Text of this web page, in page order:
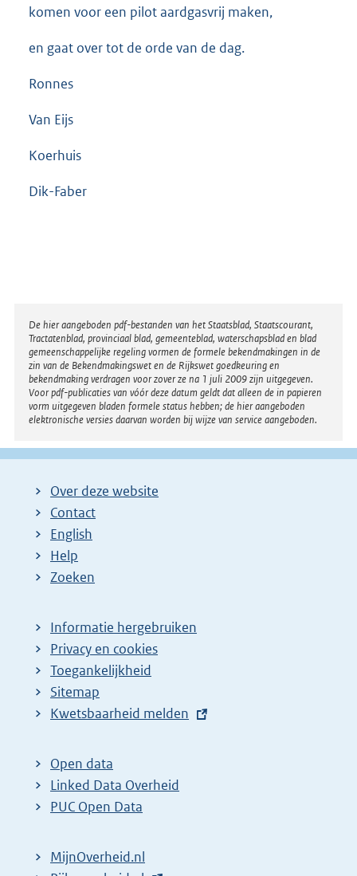
komen voor een pilot aardgasvrij maken,
en gaat over tot de orde van de dag.
Ronnes
Van Eijs
Koerhuis
Dik-Faber
Disclaimer
De hier aangeboden pdf-bestanden van het Staatsblad, Staatscourant,
Tractatenblad, provinciaal blad, gemeenteblad, waterschapsblad en blad
gemeenschappelijke regeling vormen de formele bekendmakingen in de
zin van de Bekendmakingswet en de Rijkswet goedkeuring en
bekendmaking verdragen voor zover ze na 1 juli 2009 zijn uitgegeven.
Voor pdf-publicaties van vóór deze datum geldt dat alleen de in papieren
vorm uitgegeven bladen formele status hebben; de hier aangeboden
elektronische versies daarvan worden bij wijze van service aangeboden.
Over deze website
Contact
English
Help
Zoeken
Informatie hergebruiken
Privacy en cookies
Toegankelijkheid
Sitemap
E
t
e
r
l
Kwetsbaarheid melden
Open data
Linked Data Overheid
PUC Open Data
MijnOverheid.nl